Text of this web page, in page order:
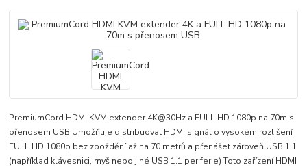
PremiumCord HDMI KVM extender 4K@30Hz a FULL HD 1080p na 70m s
přenosem USB Umožňuje distribuovat HDMI signál o vysokém rozlišení
FULL HD 1080p bez zpoždění až na 70 metrů a přenášet zároveň USB 1.1
(například klávesnici, myš nebo jiné USB 1.1 periferie) Toto zařízení HDMI